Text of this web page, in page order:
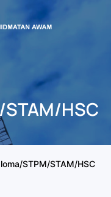
HSC
STPM/STAM/HSC